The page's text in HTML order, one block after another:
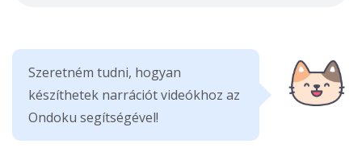
Szeretném tudni, hogyan
készíthetek narrációt videókhoz az
Ondoku segítségével!